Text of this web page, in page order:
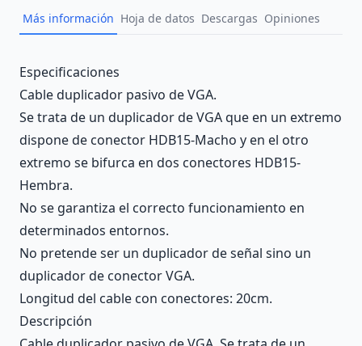
Más información Hoja de datos Descargas Opiniones
Description
Especificaciones
Cable duplicador pasivo de VGA.
Se trata de un duplicador de VGA que en un extremo
dispone de conector HDB15-Macho y en el otro
extremo se bifurca en dos conectores HDB15-
Hembra.
No se garantiza el correcto funcionamiento en
determinados entornos.
No pretende ser un duplicador de señal sino un
duplicador de conector VGA.
Longitud del cable con conectores: 20cm.
Descripción